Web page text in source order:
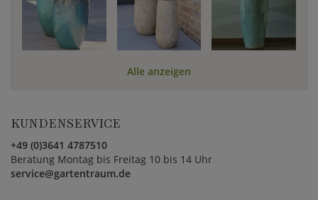
Alle anzeigen
KUNDENSERVICE
+49 (0)3641 4787510
Beratung Montag bis Freitag 10 bis 14 Uhr
service@gartentraum.de